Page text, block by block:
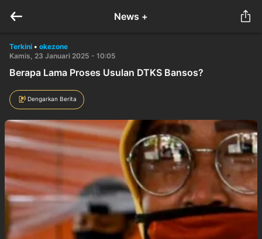
News +
Terkini • okezone
Kamis, 23 Januari 2025 - 10:05
Berapa Lama Proses Usulan DTKS Bansos?
Dengarkan Berita